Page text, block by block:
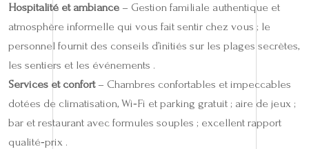
Hospitalité et ambiance – Gestion familiale authentique et
atmosphère informelle qui vous fait sentir chez vous ; le
personnel fournit des conseils d’initiés sur les plages secrètes,
les sentiers et les événements .
Services et confort– Chambres confortables et impeccables
dotées de climatisation, Wi‑Fi et parking gratuit ; aire de jeux ;
bar et restaurant avec formules souples ; excellent rapport
qualité‑prix .